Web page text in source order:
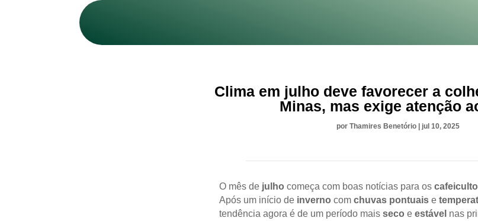
Clima em julho deve favorecer a
Minas, mas exige atenção
por Thamires Benetório | jul 10, 2025
O mês de julho começa com boas notícias para os
Após um início de inverno com chuvas pontuaise
tendência agora é de um período mais seco e estável nas